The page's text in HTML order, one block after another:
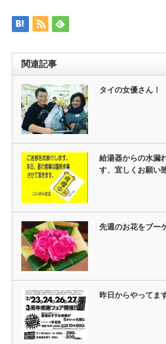
し
い
ウ
ド
ウ
で
開
き
ま
す)
ク
し
て
さ
し
い
ウ
ィ
ン
ド
ウ
で
開
ま
す)
関連記事
タイの女優さん！
給湯器からの水漏
す、宜しくお願い
先週のお花をブー
昨日からやってま